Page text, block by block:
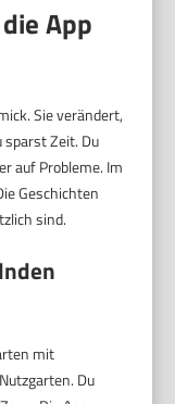
App
Sie verändert,
Zeit. Du
auf Probleme. Im
Geschichten
sind.
mit
Du